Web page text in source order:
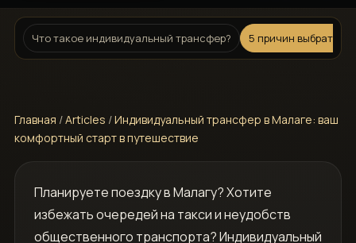
Что такое индивидуальный трансфер? 5 причин выбрать
Главная /Articles /Индивидуальный трансфер в Малаге: ваш
комфортный старт в путешествие
Планируете поездку в Малагу? Хотите
избежать очередей на такси и неудобств
общественного транспорта? Индивидуальный